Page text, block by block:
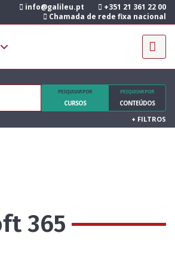
info@galileu.pt
+351 21 361 22 00
Chamada de rede fixa nacional
PESQUISAR POR
CURSOS
PESQUISAR POR
CONTEÚDOS
+ FILTROS
365